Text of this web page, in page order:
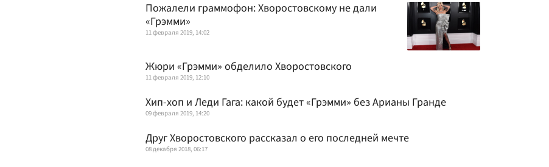
Пожалели граммофон: Хворостовскому не дали
«Грэмми»
11 февраля 2019, 14:02
Жюри «Грэмми» обделило Хворостовского
11 февраля 2019, 12:10
Хип-хоп и Леди Гага: какой будет «Грэмми» без Арианы Гранде
09 февраля 2019, 14:20
Друг Хворостовского рассказал о его последней мечте
08 декабря 2018, 06:17